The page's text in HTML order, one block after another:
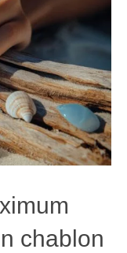
chablon